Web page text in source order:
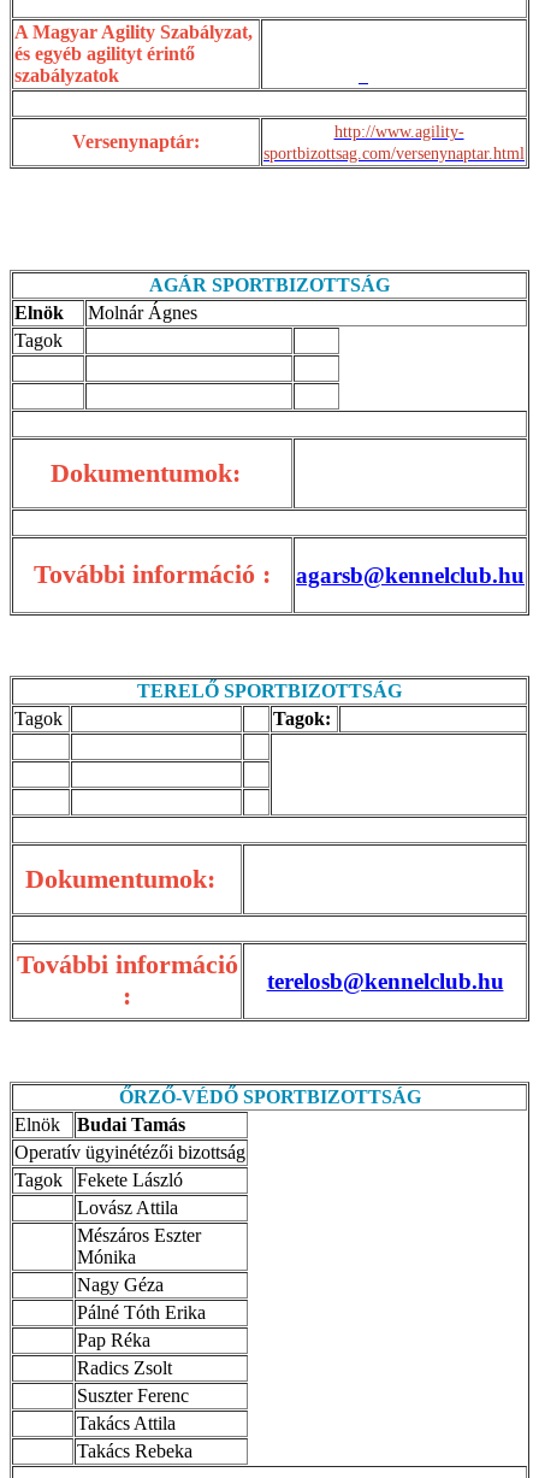
A Magyar Agility Szabályzat,
és egyéb agilityt érintő
szabályzatok
Versenynaptár:
http://www.agility-
sportbizottsag.com/versenynaptar.html
AGÁR SPORTBIZOTTSÁG
Elnök
Molnár Ágnes
Tagok
Dokumentumok:
További információ : agarsb@kennelclub.hu
TERELŐ SPORTBIZOTTSÁG
Tagok
Tagok:
Dokumentumok:
További információ
:
terelosb@kennelclub.hu
ŐRZŐ-VÉDŐ SPORTBIZOTTSÁG
Elnök
Budai Tamás
Operatív ügyinétézői bizottság
Tagok
Fekete László
Lovász Attila
Mészáros Eszter
Mónika
Nagy Géza
Pálné Tóth Erika
Pap Réka
Radics Zsolt
Suszter Ferenc
Takács Attila
Takács Rebeka